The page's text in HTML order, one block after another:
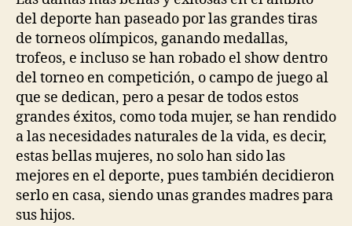
del deporte han paseado por las grandes tiras
de torneos olímpicos, ganando medallas,
trofeos, e incluso se han robado el show dentro
del torneo en competición, o campo de juego al
que se dedican, pero a pesar de todos estos
grandes éxitos, como toda mujer, se han rendido
a las necesidades naturales de la vida, es decir,
estas bellas mujeres, no solo han sido las
mejores en el deporte, pues también decidieron
serlo en casa, siendo unas grandes madres para
sus hijos.